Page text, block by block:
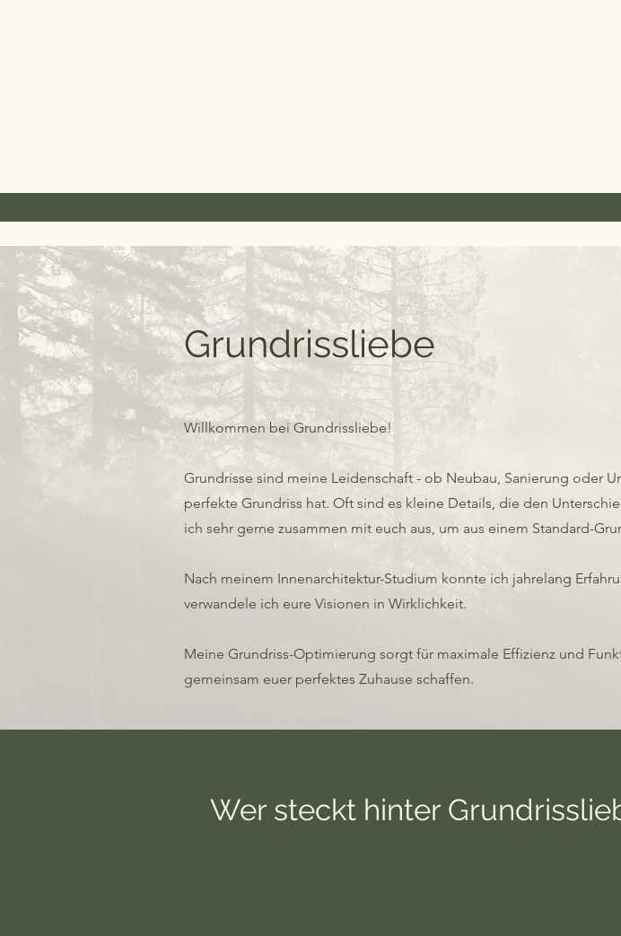
Grundrissliebe
Willkommen bei Grundrissliebe!
Grundrisse sind meine Leidenschaft - ob Neubau, Sanierung oder
perfekte Grundriss hat. Oft sind es kleine Details, die den
ich sehr gerne zusammen mit euch aus, um aus einem Standard-
Nach meinem Innenarchitektur-Studium konnte ich jahrelang
verwandele ich eure Visionen in Wirklichkeit.
Meine Grundriss-Optimierung sorgt für maximale Effizienz und
gemeinsam euer perfektes Zuhause schaffen.
Wer steckt hinter